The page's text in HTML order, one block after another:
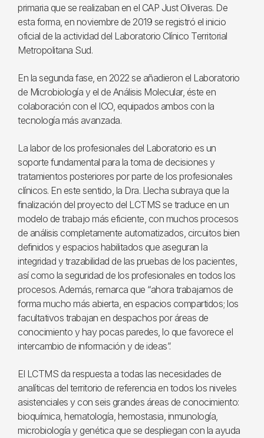
primaria que se realizaban en el CAP Just Oliveras. De
esta forma, en noviembre de 2019 se registró el inicio
oficial de la actividad del Laboratorio Clínico Territorial
Metropolitana Sud.
En la segunda fase, en 2022 se añadieron el Laboratorio
de Microbiología y el de Análisis Molecular, éste en
colaboración con el ICO, equipados ambos con la
tecnología más avanzada.
La labor de los profesionales del Laboratorio es un
soporte fundamental para la toma de decisiones y
tratamientos posteriores por parte de los profesionales
clínicos. En este sentido, la Dra. Llecha subraya que la
finalización del proyecto del LCTMS se traduce en un
modelo de trabajo más eficiente, con muchos procesos
de análisis completamente automatizados, circuitos bien
definidos y espacios habilitados que aseguran la
integridad y trazabilidad de las pruebas de los pacientes,
así como la seguridad de los profesionales en todos los
procesos. Además, remarca que “ahora trabajamos de
forma mucho más abierta, en espacios compartidos; los
facultativos trabajan en despachos por áreas de
conocimiento y hay pocas paredes, lo que favorece el
intercambio de información y de ideas”.
El LCTMS da respuesta a todas las necesidades de
analíticas del territorio de referencia en todos los niveles
asistenciales y con seis grandes áreas de conocimiento:
bioquímica, hematología, hemostasia, inmunología,
microbiología y genética que se despliegan con la ayuda